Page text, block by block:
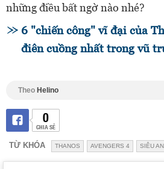
những điều bất ngờ nào nhé?
6 "chiến công" vĩ đại của
điên cuồng nhất trong vũ
Theo Helino
0
CHIA SẺ
TỪ KHÓA THANOS AVENGERS 4 SIÊU